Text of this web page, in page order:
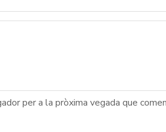
per a la pròxima vegada que